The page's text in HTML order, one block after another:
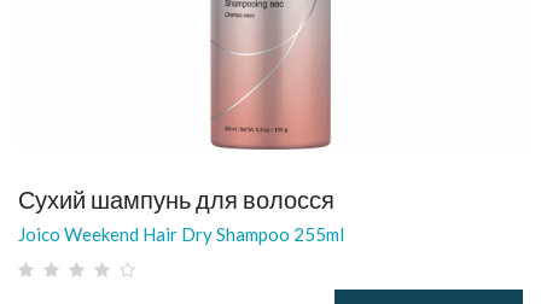
Сухий шампунь для волосся
Joico Weekend Hair Dry Shampoo 255ml